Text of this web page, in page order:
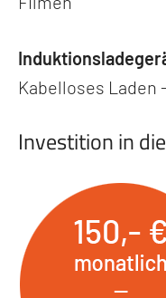
Kabelloses Laden
Investition in